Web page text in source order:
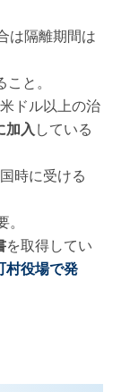
は隔離期間は
こと。
ドル以上の治
加入 している
時に受ける
を取得してい
村役場で発